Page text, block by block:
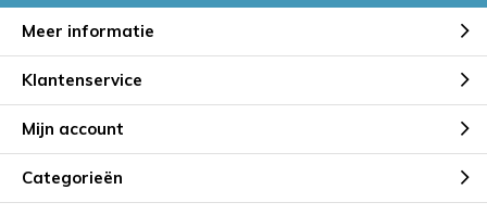
Meer informatie
Klantenservice
Mijn account
Categorieën